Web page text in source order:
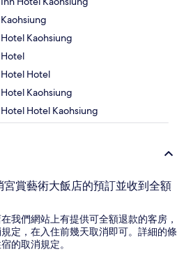
Kaohsiung
Hotel
Kaohsiung
Hotel Kaohsiung
賞藝術大飯店的預訂並收到全額
我們網站上有提供可全額退款的客房，
定，在入住前幾天取消即可。詳細的條
的取消規定。